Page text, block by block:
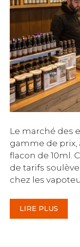
Le marché des
gamme de prix,
flacon de 10ml.
de tarifs
chez les
LIRE PLUS